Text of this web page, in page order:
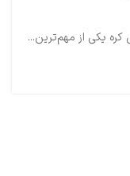
کره یکی از مهم‌ترین...